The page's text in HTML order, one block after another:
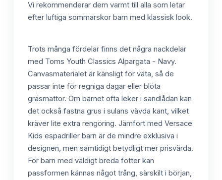
Vi rekommenderar dem varmt till alla som letar
efter luftiga sommarskor barn med klassisk look.
Trots många fördelar finns det några nackdelar
med Toms Youth Classics Alpargata - Navy.
Canvasmaterialet är känsligt för väta, så de
passar inte för regniga dagar eller blöta
gräsmattor. Om barnet ofta leker i sandlådan kan
det också fastna grus i sulans vävda kant, vilket
kräver lite extra rengöring. Jämfört med Versace
Kids espadriller barn är de mindre exklusiva i
designen, men samtidigt betydligt mer prisvärda.
För barn med väldigt breda fötter kan
passformen kännas något trång, särskilt i början,